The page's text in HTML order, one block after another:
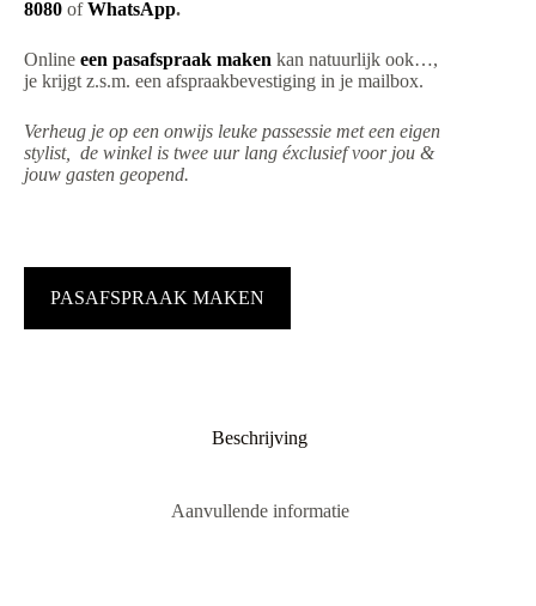
8080 ofWhatsApp.
Online een pasafspraak maken kan natuurlijk ook…,
je krijgt z.s.m. een afspraakbevestiging in je mailbox.
Verheug je op een onwijs leuke passessie met een eigen
stylist, de winkel is twee uur lang éxclusief voor jou &
jouw gasten geopend.
PASAFSPRAAK MAKEN
Beschrijving
Aanvullende informatie